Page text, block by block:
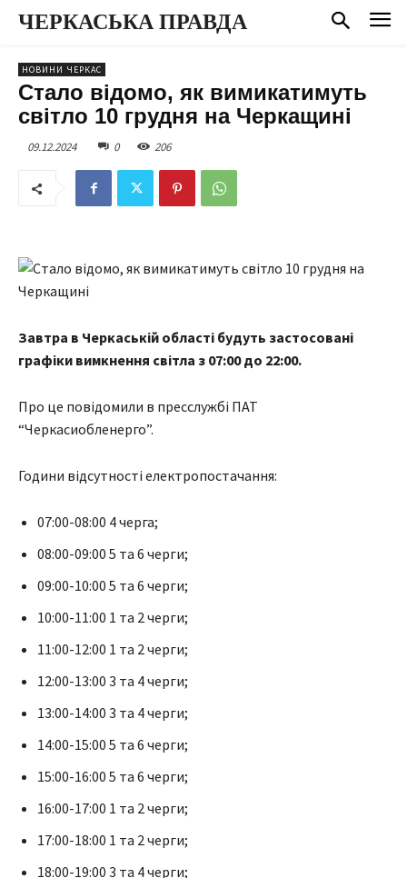
ЧЕРКАСЬКА ПРАВДА
НОВИНИ ЧЕРКАС
Стало відомо, як вимикатимуть
світло 10 грудня на Черкащині
09.12.2024 0 206
Завтра в Черкаській області будуть застосовані
графіки вимкнення світла з 07:00 до 22:00.
Про це повідомили в пресслужбі ПАТ
“Черкасиобленерго”.
Години відсутності електропостачання:
07:00-08:00 4 черга;
08:00-09:00 5 та 6 черги;
09:00-10:00 5 та 6 черги;
10:00-11:00 1 та 2 черги;
11:00-12:00 1 та 2 черги;
12:00-13:00 3 та 4 черги;
13:00-14:00 3 та 4 черги;
14:00-15:00 5 та 6 черги;
15:00-16:00 5 та 6 черги;
16:00-17:00 1 та 2 черги;
17:00-18:00 1 та 2 черги;
18:00-19:00 3 та 4 черги;